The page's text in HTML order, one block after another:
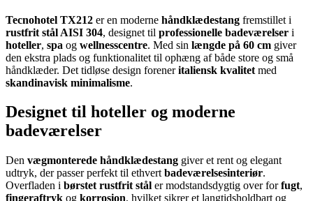
Tecnohotel TX212 er en moderne håndklædestang fremstillet i
rustfrit stål AISI 304, designet til professionelle badeværelser i
hoteller, spa og wellnesscentre. Med sin længde på 60 cm giver
den ekstra plads og funktionalitet til ophæng af både store og små
håndklæder. Det tidløse design foreneritaliensk kvalitet med
skandinavisk minimalisme.
Designet til hoteller og moderne
badeværelser
Den vægmonterede håndklædestang giver et rent og elegant
udtryk, der passer perfekt til ethvert badeværelsesinteriør.
Overfladen i børstet rustfrit stål er modstandsdygtig over forfugt,
fingeraftryk og korrosion, hvilket sikrer et langtidsholdbart og